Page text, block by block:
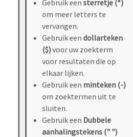
Gebruik een sterretje (*)
om meer letters te
vervangen.
Gebruik een dollarteken
($)voor uw zoekterm
voor resultaten die op
elkaar lijken.
Gebruik een minteken (-)
om zoektermen uit te
sluiten.
Gebruik een Dubbele
aanhalingstekens (" ")